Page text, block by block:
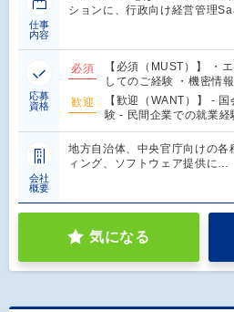
仕事
内容
ションに、行政向け経営管理
応募
資格
必須
【必須（MUST）】 ・
してのご経験 ・機密情
歓迎
【歓迎（WANT）】 -
験 - 民間企業での就業
会社
概要
地方自治体、中央官庁向けの
ィング、ソフトウェア提供に…
気になる